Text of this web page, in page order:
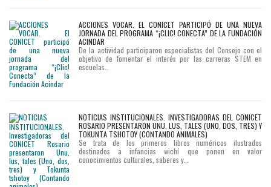
ACCIONES VOCAR. EL CONICET PARTICIPÓ DE UNA NUEVA
JORNADA DEL PROGRAMA “¡CLIC! CONECTA” DE LA FUNDACIÓN
ACINDAR
De la actividad participaron especialistas del Consejo con el
objetivo de fomentar el interés por las carreras STEM en
escuelas…
NOTICIAS INSTITUCIONALES. INVESTIGADORAS DEL CONICET
ROSARIO PRESENTARON UNU, LUS, TALES (UNO, DOS, TRES) Y
TOKUNTA TSHOTOY (CONTANDO ANIMALES)
Se trata de los primeros libros numéricos ilustrados
destinados a infancias wichí que ponen en valor
conocimientos culturales, saberes y…